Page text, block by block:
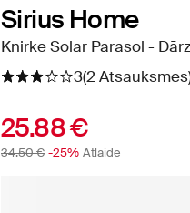
Sirius Home
Knirke Solar Parasol -
3(2
25.88 €
34.50 € -25% Atlaide